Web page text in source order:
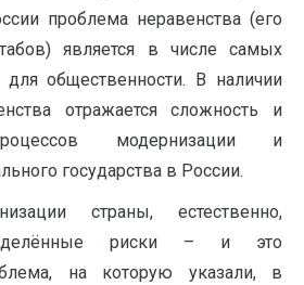
проблема неравенства (его
является в числе самых
общественности. В наличии
отражается сложность и
модернизации и
государства в России.
страны, естественно,
риски – и это
на которую указали, в